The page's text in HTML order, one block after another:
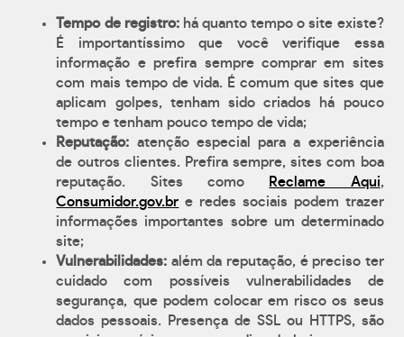
Tempo de registro:há quanto tempo o site existe?
É importantíssimo que você verifique essa
informação e prefira sempre comprar em sites
com mais tempo de vida. É comum que sites que
aplicam golpes, tenham sido criados há pouco
tempo e tenham pouco tempo de vida;
Reputação: atenção especial para a experiência
de outros clientes. Prefira sempre, sites com boa
reputação. Sites como
Reclame Aqui,
Consumidor.gov.br e redes sociais podem trazer
informações importantes sobre um determinado
site;
Vulnerabilidades: além da reputação, é preciso ter
cuidado com possíveis vulnerabilidades de
segurança, que podem colocar em risco os seus
dados pessoais. Presença de SSL ou HTTPS, são